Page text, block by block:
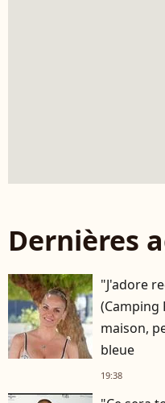
Dernières
"J'adore
(Camping
maison,
bleue
19:38